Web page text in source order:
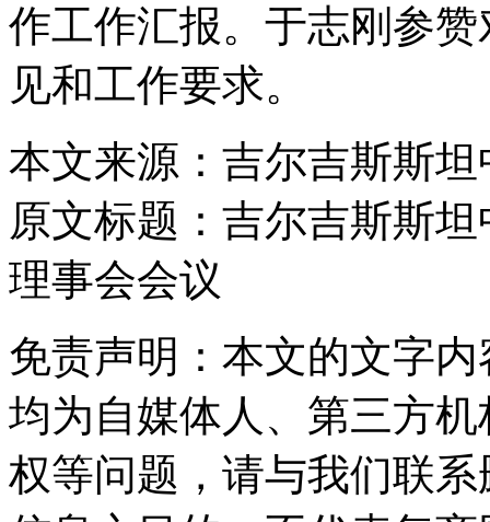
作工作汇报。于志刚参
见和工作要求。
本文来源：吉尔吉斯斯
原文标题： 吉尔吉斯斯
理事会会议
免责声明：本文的文字
均为自媒体人、第三方
权等问题，请与我们联